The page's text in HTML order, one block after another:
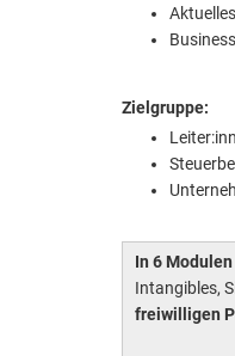
Zielgruppe:
In 6
Intangibles,
freiwilligen